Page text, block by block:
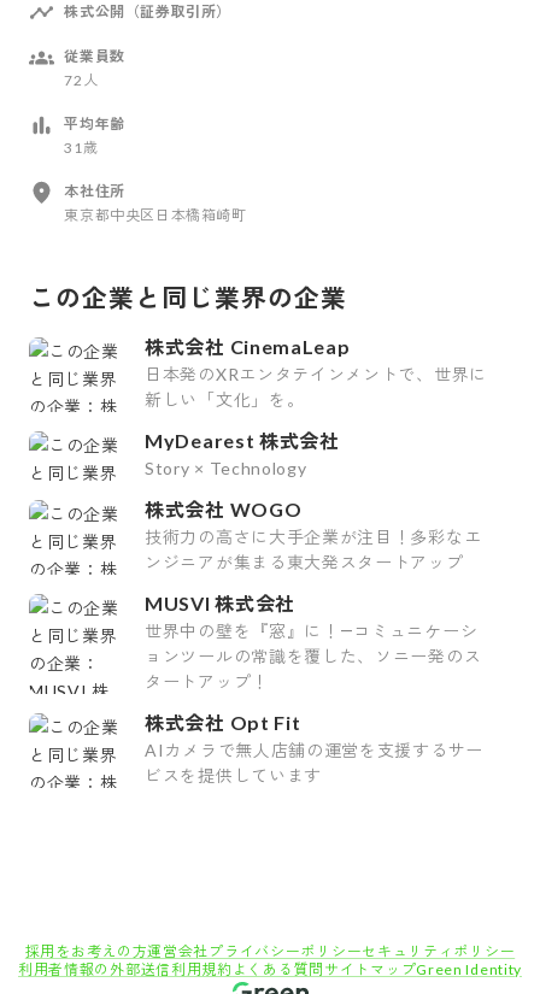
株式公開（証券取引所）
従業員数
72人
平均年齢
31歳
本社住所
東京都中央区日本橋箱崎町
この企業と同じ業界の企業
株式会社 CinemaLeap
日本発のXRエンタテインメントで、世界に
新しい「文化」を。
MyDearest 株式会社
Story × Technology
株式会社 WOGO
技術力の高さに大手企業が注目！多彩なエ
ンジニアが集まる東大発スタートアップ
MUSVI 株式会社
世界中の壁を『窓』に！―コミュニケーシ
ョンツールの常識を覆した、ソニー発のス
タートアップ！
株式会社 Opt Fit
AIカメラで無人店舗の運営を支援するサー
ビスを提供しています
採用をお考えの方運営会社 プライバシーポリシーセキュリティポリシー
利用者情報の外部送信利用規約 よくある質問 サイトマップGreen Identity